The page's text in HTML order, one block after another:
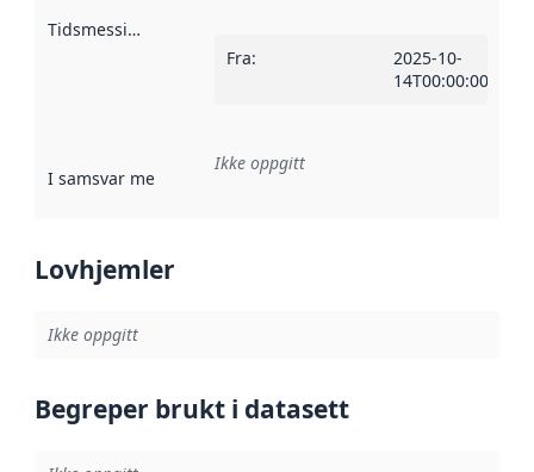
Tidsmessig avgrensning
Fra:
2025-10-
14T00:00:00Z
I samsvar med Referanse til en implementasjonsregel
Ikke oppgitt
Lovhjemler
Ikke oppgitt
Begreper brukt i datasett